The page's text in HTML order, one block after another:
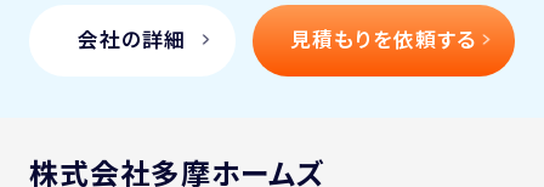
会社の詳細 見積もりを依頼する
株式会社多摩ホームズ